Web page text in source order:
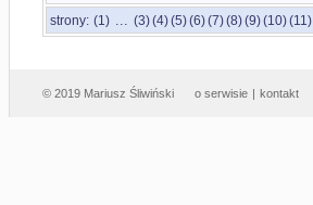
strony: (1) ... (3)(4)(5)(6)(7)(8)(9)(10)(11)
© 2019 Mariusz Śliwiński o serwisie | kontakt